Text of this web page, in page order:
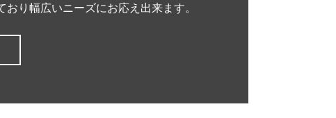
おり幅広いニーズにお応え出来ます。